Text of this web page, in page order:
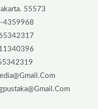
55573
4359968